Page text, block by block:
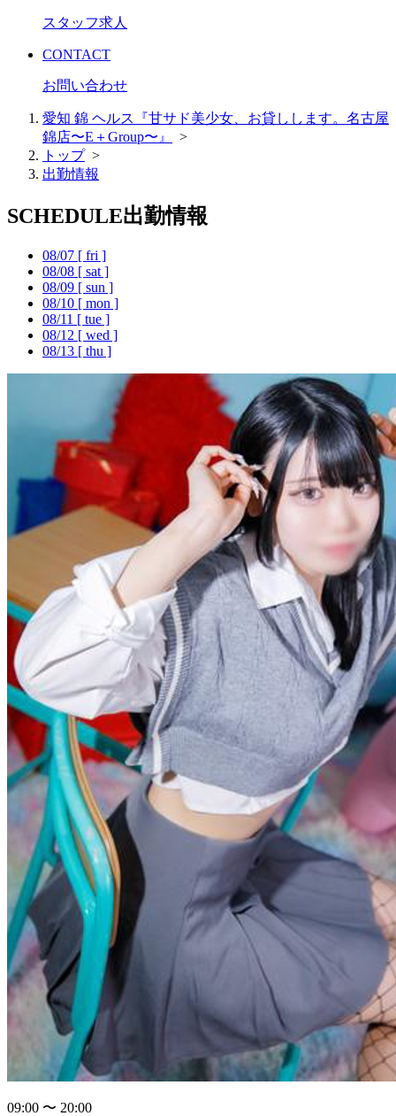
スタッフ求人
CONTACT
お問い合わせ
愛知 錦 ヘルス『甘サド美少女、お貸しします。名古屋
錦店〜E＋Group〜』
>
トップ >
出勤情報
SCHEDULE出勤情報
08/07 [ fri ]
08/08 [ sat ]
08/09 [ sun ]
08/10 [ mon ]
08/11 [ tue ]
08/12 [ wed ]
08/13 [ thu ]
09:00 〜 20:00